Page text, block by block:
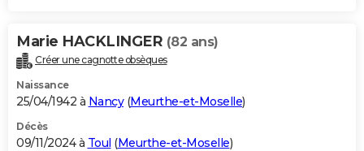
Bricolage
Lifestyle
Culture
Sport
Auto
Television
Voyage
Cinema
Marie HACKLINGER (82 ans)
Créer une cagnotte obsèques
Naissance
25/04/1942 à Nancy(Meurthe-et-Moselle)
Décès
09/11/2024 à Toul (Meurthe-et-Moselle)